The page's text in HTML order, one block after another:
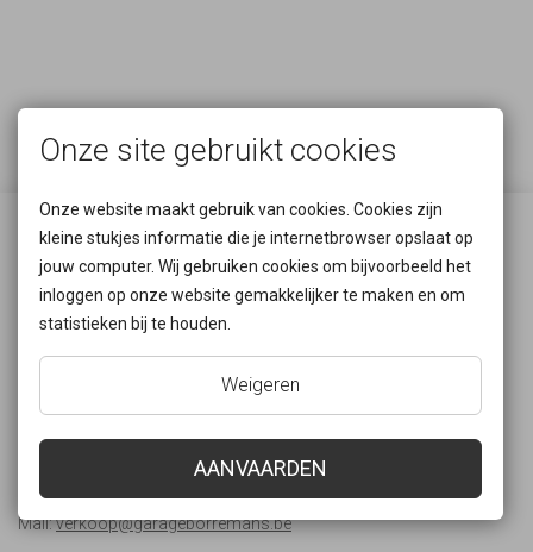
Waar zijn we gelegen?
Rijksweg 55
2880 Bornem
België
Neem contact met ons op!
Mail:verkoop@garageborremans.be
Onze site gebruikt cookies
Onze website maakt gebruik van cookies. Cookies zijn
kleine stukjes informatie die je internetbrowser opslaat op
jouw computer. Wij gebruiken cookies om bijvoorbeeld het
inloggen op onze website gemakkelijker te maken en om
statistieken bij te houden.
Weigeren
AANVAARDEN